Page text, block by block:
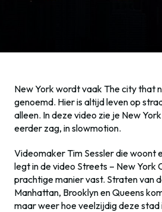
New York wordt vaak The city that
genoemd. Hier is altijd leven op
alleen. In deze video zie je New
eerder zag, in slowmotion.
Videomaker Tim Sessler die woont
legt in de video Streets – New York
prachtige manier vast. Straten van
Manhattan, Brooklyn en Queens
maar weer hoe veelzijdig deze stad